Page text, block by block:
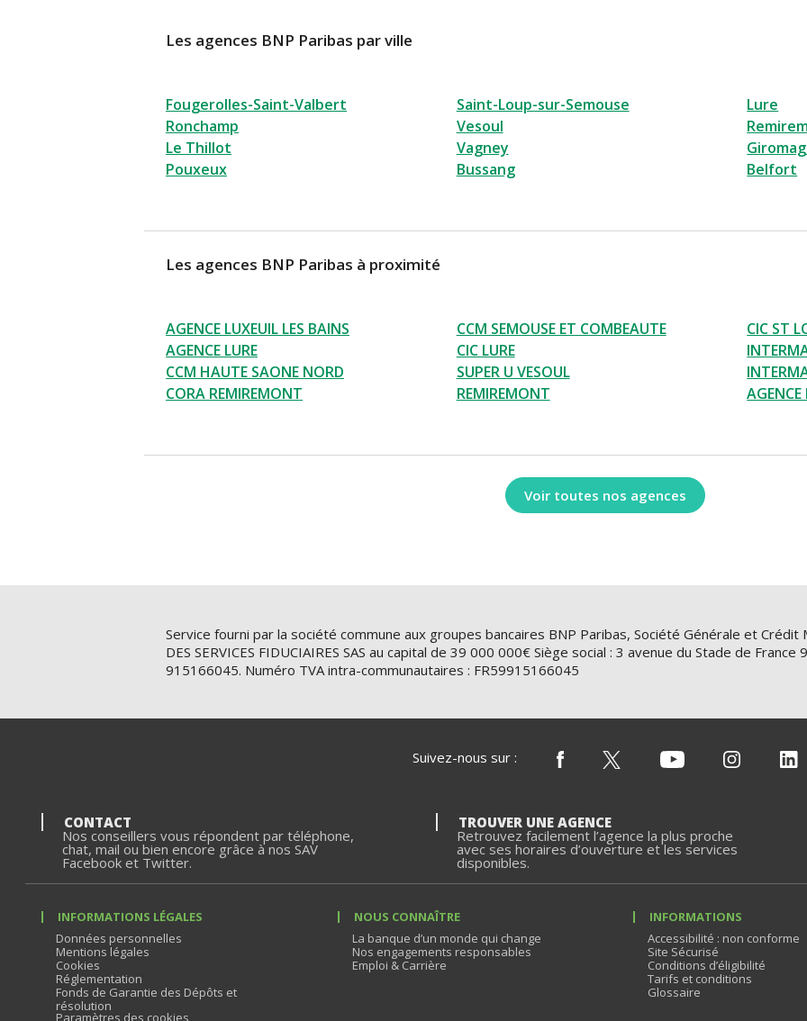
Les agences BNP Paribas par ville
Fougerolles-Saint-Valbert Saint-Loup-sur-Semouse
Lure
Ronchamp
Vesoul
Le Thillot
Vagney
Pouxeux
Bussang Belfort
Les agences BNP Paribas à proximité
AGENCE LUXEUIL LES BAINS CCM SEMOUSE ET COMBEAUTE
CIC ST
AGENCE LURE
CIC LURE
CCM HAUTE SAONE NORD
SUPER U VESOUL
CORA REMIREMONT
REMIREMONT
Voir toutes nos agences
Service fourni par la société commune aux groupes bancaires BNP Paribas, Société Générale et Crédit
DES SERVICES FIDUCIAIRES SAS au capital de 39 000 000€ Siège social : 3 avenue du Stade de France
915166045. Numéro TVA intra-communautaires : FR59915166045
Suivez-nous sur :
CONTACT
Nos conseillers vous répondent par téléphone,
chat, mail ou bien encore grâce à nos SAV
Facebook et Twitter.
TROUVER UNE AGENCE
Retrouvez facilement l’agence la plus proche
avec ses horaires d’ouverture et les services
disponibles.
INFORMATIONS LÉGALES
Données personnelles
Mentions légales
Cookies
Réglementation
Fonds de Garantie des Dépôts et
résolution
Paramètres des cookies
NOUS CONNAÎTRE
La banque d’un monde qui change
Nos engagements responsables
Emploi & Carrière
INFORMATIONS
Accessibilité : non conforme
Site Sécurisé
Conditions d’éligibilité
Tarifs et conditions
Glossaire